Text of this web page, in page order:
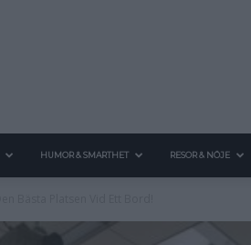
HUMOR & SMARTHET RESOR & NÖJE